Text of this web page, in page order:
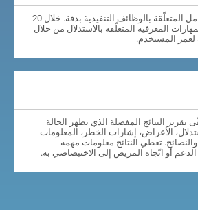
يقيس الاختبار هذا العوامل المتعلّقة بالوظائف التنفيذية بدقة. خلال 20
المعرفية المتعلّقة بالاستدلال من خلال
لعمر المستخدم.
تقرير النتائج المفصلة الذي يظهر الحالة
الأعراض، إشارات الخطر، المعلومات
والنصائح. تعطي النتائج معلومات مهمة
أو اتّجاه المريض إلى الاختبصاصي به.